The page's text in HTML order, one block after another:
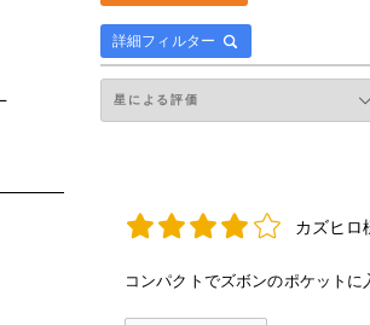
詳細フィルター
カズヒロ
コンパクトでズボンのポケット